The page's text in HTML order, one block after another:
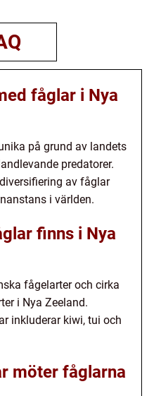
fåglar i Nya
på grund av landets
predatorer.
av fåglar
i världen.
finns i Nya
fågelarter och cirka
i Nya Zeeland.
inkluderar kiwi, tui och
möter fåglarna